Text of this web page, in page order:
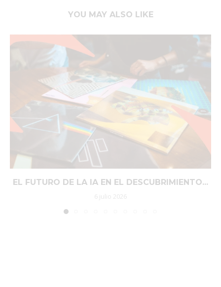
YOU MAY ALSO LIKE
EL FUTURO DE LA IA EN EL DESCUBRIMIENTO...
6 julio 2026